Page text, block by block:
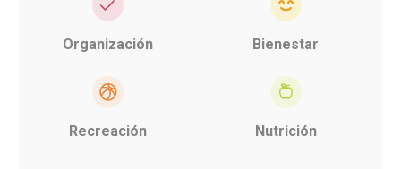
Organización Bienestar
Recreación Nutrición